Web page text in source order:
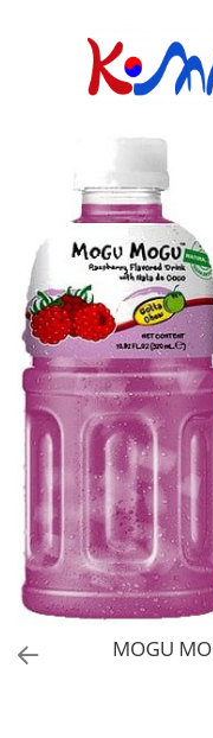
Ramyunㅣ라면
Snacksㅣ과자
Gustări Tradiționale
Sosuriㅣ소스
Sos Picant
Altele
Gata Preparatㅣ가공
Garnituri
Kimchi
Ingredienteㅣ재료
Mix
Bază de Supă
Altele
Curry
Orez
Uleiuri
K-POPㅣ케이팝
Black Pink
KEY
Băuturiㅣ음료
Ceai
Clasic
Borcan
Instant
Perle de Tapioca
Alcoolice
Lapte
Deserturiㅣ디저트
Bomboane
Caramele
Jeleuri
Ciocolate
Cotton Candy
Guma de mestecat
Migdale
MOGU